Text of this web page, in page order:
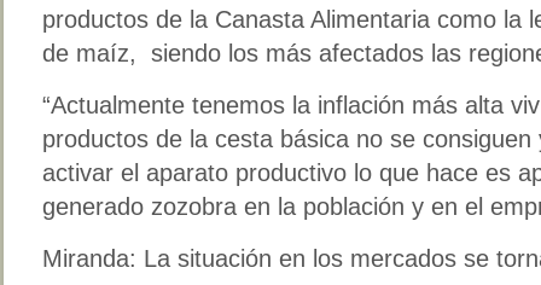
productos de la Canasta Alimentaria como la
de maíz, siendo los más afectados las
“Actualmente tenemos la inflación más alta
productos de la cesta básica no se
activar el aparato productivo lo que hace es
generado zozobra en la población y en el
Miranda: La situación en los mercados se